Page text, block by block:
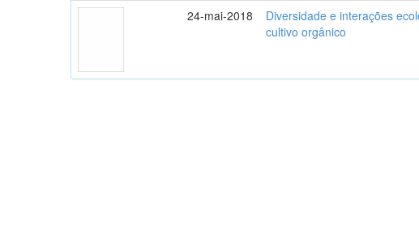
24-mai-2018
Diversidade e interações
cultivo orgânico